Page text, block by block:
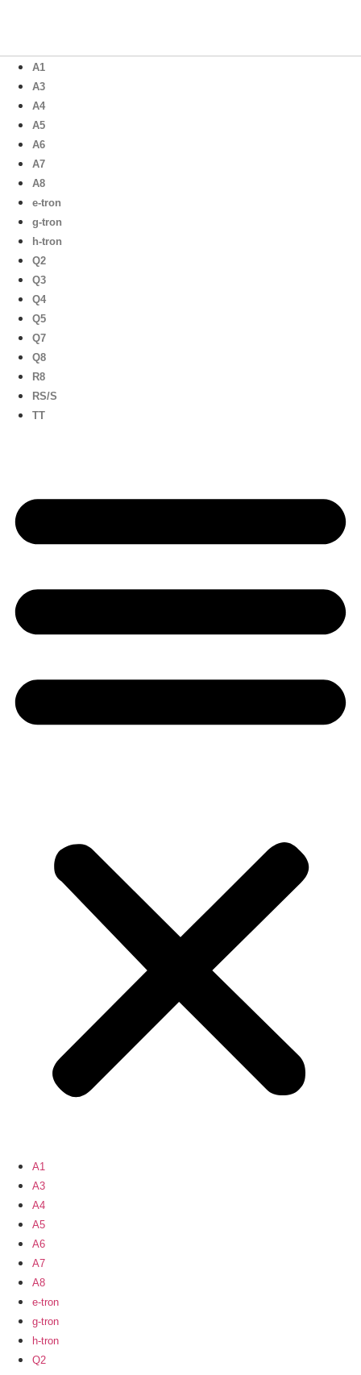
A1
A3
A4
A5
A6
A7
A8
e-tron
g-tron
h-tron
Q2
Q3
Q4
Q5
Q7
Q8
R8
RS/S
TT
A1
A3
A4
A5
A6
A7
A8
e-tron
g-tron
h-tron
Q2